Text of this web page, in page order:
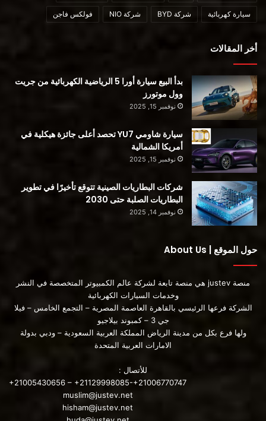
سيارة كهربائية شركة BYD شركة NIO فولكس فاجن
أخر المقالات
بدأ البيع سيارة أورا 5 الرياضية الكهربائية من جريت
وول موتورز
نوفمبر 15, 2025
سيارة شاومي YU7 تحصد أعلى جائزة هيكلية في
أمريكا الشمالية
نوفمبر 15, 2025
شركات البطاريات الصينية تتوقع تأخيرًا في تطوير
البطاريات الصلبة حتى 2030
نوفمبر 14, 2025
حول الموقع | About Us
منصة justev هي منصة تابعة لشركة عالم الكمبيوتر المتخصصة في النشر
وخدمات السيارات الكهربائية
الشركة فرعها الرئيسي بالقاهرة العاصمة المصرية – التجمع الخامس – فيلا
جي 3 – كمبوند بيلاجيو
ولها فرع بكل من مدينة الرياض المملكة العربية السعودية – ودبي بدولة
الامارات العربية المتحدة
للأتصال :
+21005430656 – +21129998085-+21006770747
muslim@justev.net
hisham@justev.net